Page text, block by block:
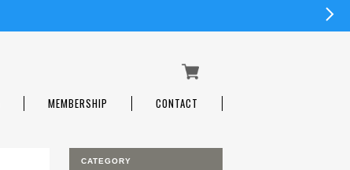
MEMBERSHIP CONTACT
CATEGORY